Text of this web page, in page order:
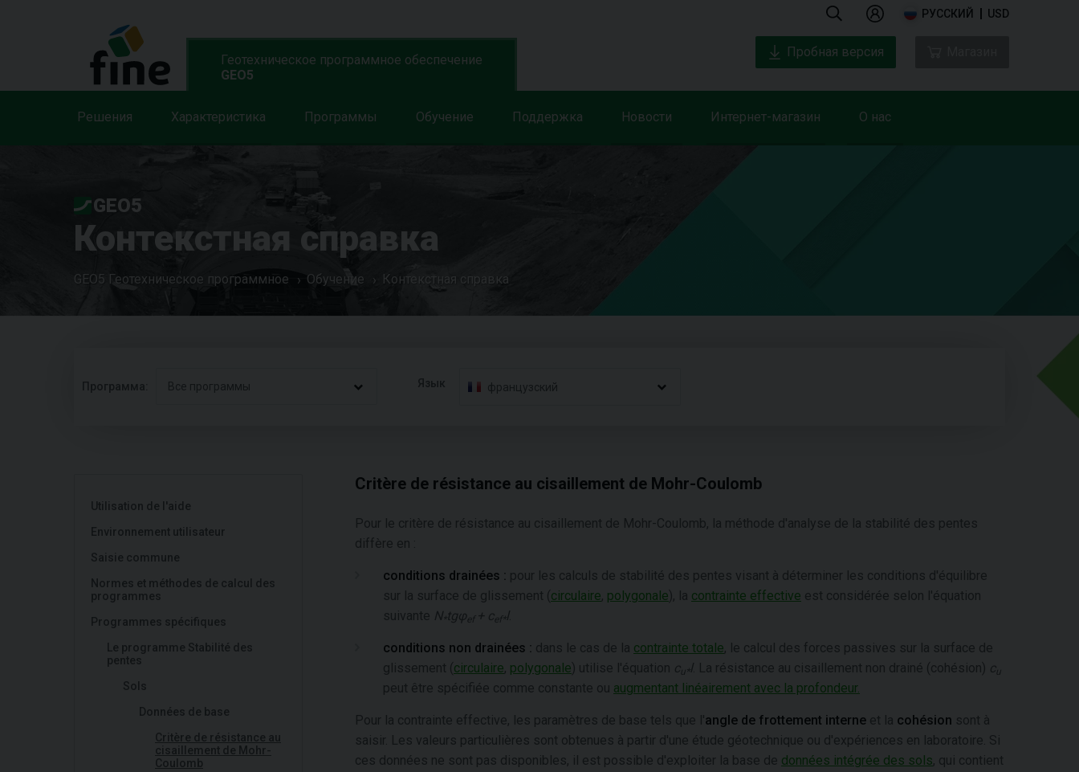
РУССКИЙ USD
Геотехническое программное обеспечение
GEO5
Решения Характеристика Программы Обучение Поддержка Новости Интернет-магазин О нас
Пробная версия
GEO5
Контекстная справка
GEO5 Геотехническое программное Обучение Контекстная справка
Программа: Все программы Язык французский
Utilisation de l'aide
Environnement utilisateur
Saisie commune
Normes et méthodes de calcul des
programmes
Programmes spécifiques
Le programme Stabilité des
pentes
Sols
Données de base
Critère de résistance au
cisaillement de Mohr-
Coulomb
Critère de résistance au cisaillement de Mohr-Coulomb
Pour le critère de résistance au cisaillement de Mohr-Coulomb, la méthode d'analyse de la stabilité des pentes
diffère en :
conditions drainées : pour les calculs de stabilité des pentes visant à déterminer les conditions d'équilibre
sur la surface de glissement ( circulaire, polygonale), la contrainte effective est considérée selon l'équation
suivante N tgφef + c ef* l.
conditions non drainées : dans le cas de la contrainte totale, le calcul des forces passives sur la surface de
glissement ( circulaire, polygonale) utilise l'équation c u* l. La résistance au cisaillement non drainé (cohésion) c u
peut être spécifiée comme constante ou augmentant linéairement avec la profondeur.
Pour la contrainte effective, les paramètres de base tels que l'angle de frottement interne et la cohésion sont à
saisir. Les valeurs particulières sont obtenues à partir d'une étude géotechnique ou d'expériences en laboratoire. Si
ces données ne sont pas disponibles, il est possible d'exploiter la base de données intégrée des sols, qui contient